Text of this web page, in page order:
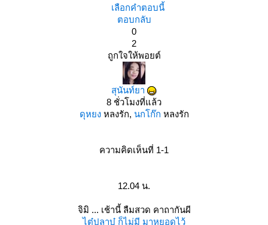
เลือกคำตอบนี้
ตอบกลับ
0
2
ถูกใจให้พอยต์
สุนันท์ยา
8 ชั่วโมงที่แล้ว
ดุหยงหลงรัก, นกโก๊ก หลงรัก
ความคิดเห็นที่ 1-1
12.04 น.
จิมิ ... เช้านี้ ลืมสวด คาถากันผี
ไต๋ปลาบู๋ ก็ไม่มี มาหยอดไว้